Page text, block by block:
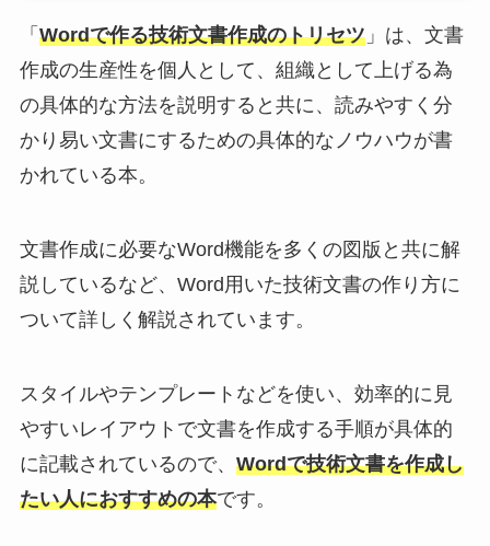
「 Wordで作る技術文書作成のトリセツ」は、文書
作成の生産性を個人として、組織として上げる為
の具体的な方法を説明すると共に、読みやすく分
かり易い文書にするための具体的なノウハウが書
かれている本。
文書作成に必要なWord機能を多くの図版と共に解
説しているなど、Word用いた技術文書の作り方に
ついて詳しく解説されています。
スタイルやテンプレートなどを使い、効率的に見
やすいレイアウトで文書を作成する手順が具体的
に記載されているので、 Wordで技術文書を作成し
たい人におすすめの本です。